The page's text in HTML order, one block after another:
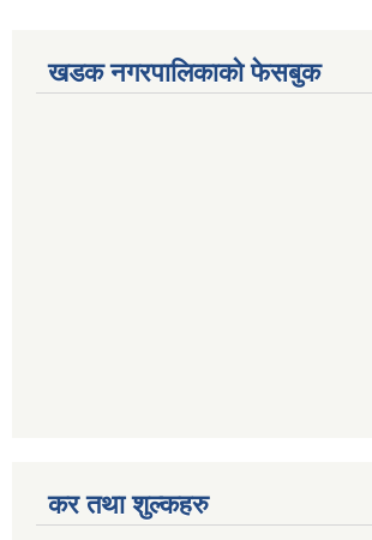
खडक नगरपालिकाको फेसबुक
कर तथा शुल्कहरु